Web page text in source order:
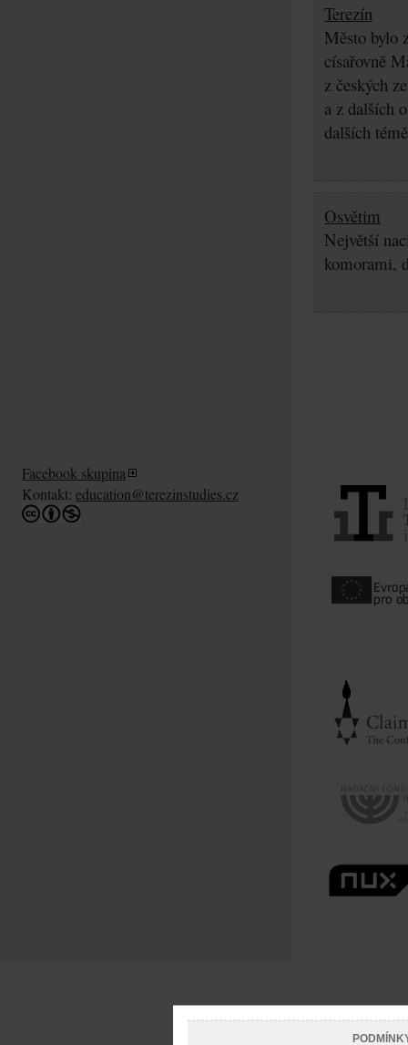
Terezín
Město bylo
císařovně
z českých
a z dalších
dalších
Osvětim
Největší
komorami,
Facebook skupina
Kontakt: education@terezinstudies.cz